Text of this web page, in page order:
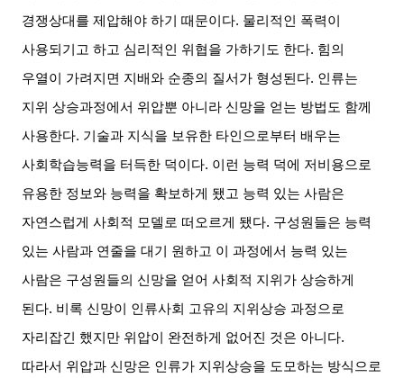
경쟁상대를 제압해야 하기 때문이다. 물리적인 폭력이
사용되기고 하고 심리적인 위협을 가하기도 한다. 힘의
우열이 가려지면 지배와 순종의 질서가 형성된다. 인류는
지위 상승과정에서 위압뿐 아니라 신망을 얻는 방법도 함께
사용한다. 기술과 지식을 보유한 타인으로부터 배우는
사회학습능력을 터득한 덕이다. 이런 능력 덕에 저비용으로
유용한 정보와 능력을 확보하게 됐고 능력 있는 사람은
자연스럽게 사회적 모델로 떠오르게 됐다. 구성원들은 능력
있는 사람과 연줄을 대기 원하고 이 과정에서 능력 있는
사람은 구성원들의 신망을 얻어 사회적 지위가 상승하게
된다. 비록 신망이 인류사회 고유의 지위상승 과정으로
자리잡긴 했지만 위압이 완전하게 없어진 것은 아니다.
따라서 위압과 신망은 인류가 지위상승을 도모하는 방식으로